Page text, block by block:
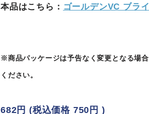
本品はこちら： ゴールデンVC ブラ
※商品パッケージは予告なく変更となる場
ください。
682円 (税込価格 750円 )